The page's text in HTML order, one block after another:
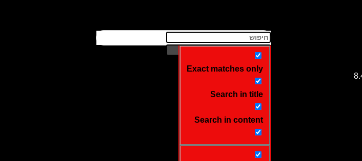
Exact matches only
Search in title
Search in content